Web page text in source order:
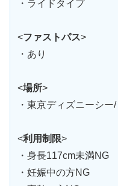
・ライドタイプ
<ファストパス>
・あり
<場所>
・東京ディズニーシ
<利用制限>
・身長117cm未満NG
・妊娠中の方NG